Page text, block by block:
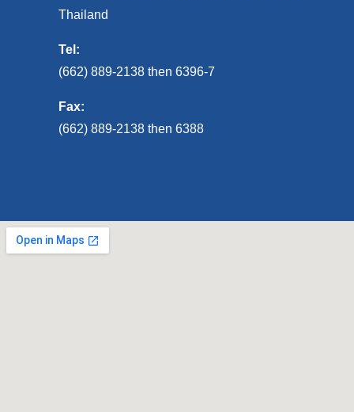
Thailand
Tel:
(662) 889-2138 then 6396-7
Fax:
(662) 889-2138 then 6388